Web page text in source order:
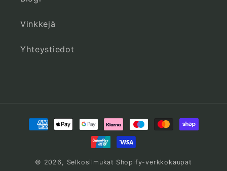
Vinkkejä
Yhteystiedot
Maksutavat
© 2026, Selkosilmukat Shopify-verkkokaupat